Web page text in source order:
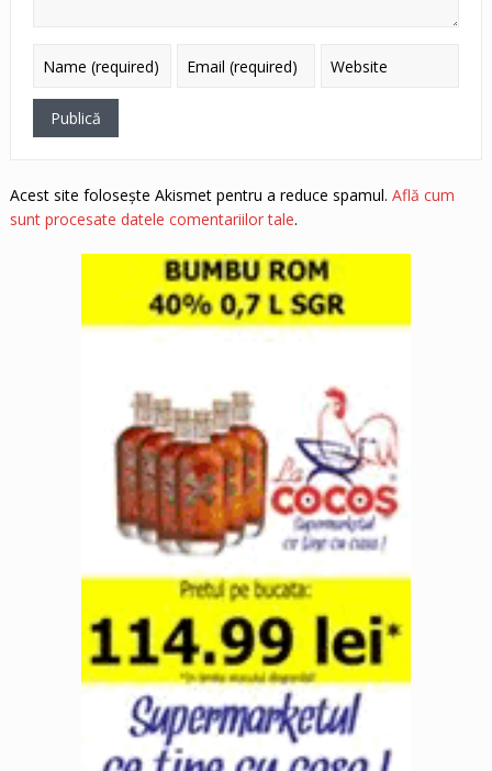
Acest site folosește Akismet pentru a reduce spamul. Află cum
sunt procesate datele comentariilor tale.